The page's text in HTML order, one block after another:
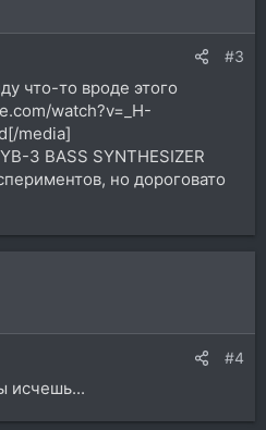
#3
что-то вроде этого
watch?v=_H-
media]
3 BASS SYNTHESIZER
но дороговато
#4
исчешь...